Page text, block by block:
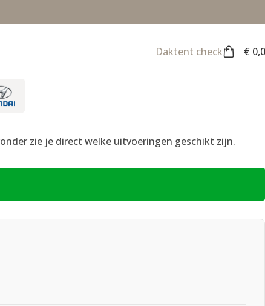
Daktent check €
zie je direct welke uitvoeringen geschikt zijn.